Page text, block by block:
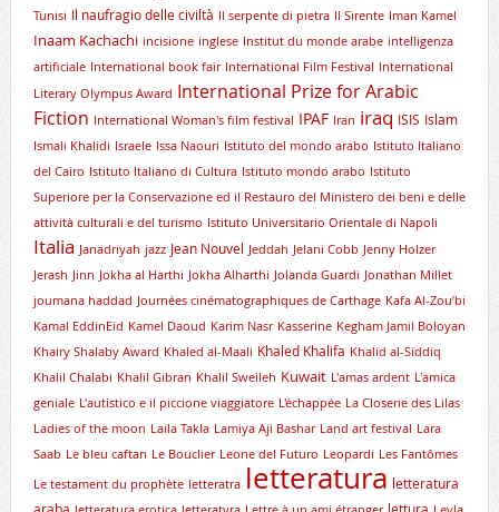
Tunisi Il naufragio delle civiltà Il serpente di pietra Il Sirente Iman Kamel
Inaam Kachachi incisione inglese Institut du monde arabe intelligenza
artificiale International book fair International Film Festival International
Literary Olympus Award International Prize for Arabic
Fiction International Woman's film festival IPAF Iran iraq ISIS Islam
Ismali Khalidi Israele Issa Naouri Istituto del mondo arabo Istituto Italiano
del Cairo Istituto Italiano di Cultura Istituto mondo arabo Istituto
Superiore per la Conservazione ed il Restauro del Ministero dei beni e delle
attività culturali e del turismo Istituto Universitario Orientale di Napoli
Italia Janadriyah jazz Jean Nouvel Jeddah Jelani Cobb Jenny Holzer
Jerash Jinn Jokha al Harthi Jokha Alharthi Jolanda Guardi Jonathan Millet
joumana haddad Journées cinématographiques de Carthage Kafa Al-Zou’bi
Kamal EddinEid Kamel Daoud Karim Nasr Kasserine Kegham Jamil Boloyan
Khairy Shalaby Award Khaled al-Maali Khaled Khalifa Khalid al-Siddiq
Khalil Chalabi Khalil Gibran Khalil Sweileh Kuwait L'amas ardent L'amica
geniale L'autistico e il piccione viaggiatore L'échappée La Closerie des Lilas
Ladies of the moon Laila Takla Lamiya Aji Bashar Land art festival Lara
Saab Le bleu caftan Le Bouclier Leone del Futuro Leopardi Les Fantômes
Le testament du prophète letteratra letteratura letteratura